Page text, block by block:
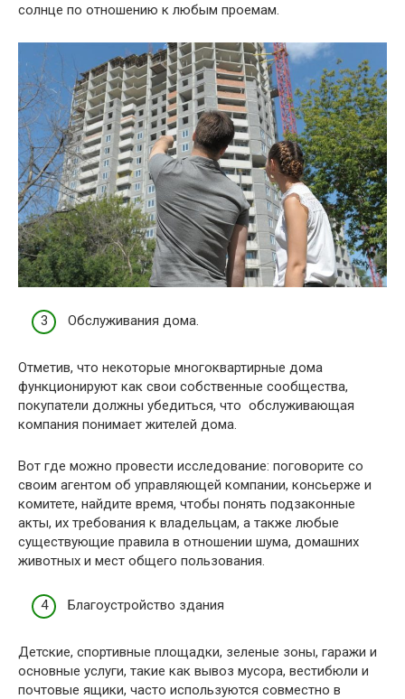
солнце по отношению к любым проемам.
Обслуживания дома.
Отметив, что некоторые многоквартирные дома
функционируют как свои собственные сообщества,
покупатели должны убедиться, что обслуживающая
компания понимает жителей дома.
Вот где можно провести исследование: поговорите со
своим агентом об управляющей компании, консьерже и
комитете, найдите время, чтобы понять подзаконные
акты, их требования к владельцам, а также любые
существующие правила в отношении шума, домашних
животных и мест общего пользования.
Благоустройство здания
Детские, спортивные площадки, зеленые зоны, гаражи и
основные услуги, такие как вывоз мусора, вестибюли и
почтовые ящики, часто используются совместно в